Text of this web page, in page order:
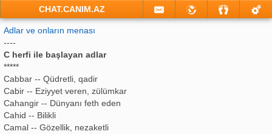
CHAT.CANIM.AZ
Adlar ve onların menası
----
C herfi ile başlayan adlar
*****
Cabbar -- Qüdretli, qadir
Cabir -- Eziyyet veren, zülümkar
Cahangir -- Dünyanı feth eden
Cahid -- Bilikli
Camal -- Gözellik, nezaketli